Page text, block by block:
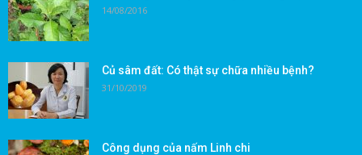
14/08/2016
Củ sâm đất: Có thật sự chữa nhiều bệnh?
31/10/2019
Công dụng của nấm Linh chi